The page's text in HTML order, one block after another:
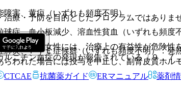
能性のある女性には、治療上の有益性が危険
ルニチン血症の発現が報告されている〔９．７
害、黄疸（いずれも頻度不明）。
症、血小板減少、溶血性貧血（いずれも頻度不
炎、ＰＩＥ症候群（いずれも頻度不明）：発
らわれた場合には投与を中止し、副腎皮質ホル
療・予防を目的としたプログラムではありませ
CTCAE 抗菌薬ガイド ERマニュアル 薬剤